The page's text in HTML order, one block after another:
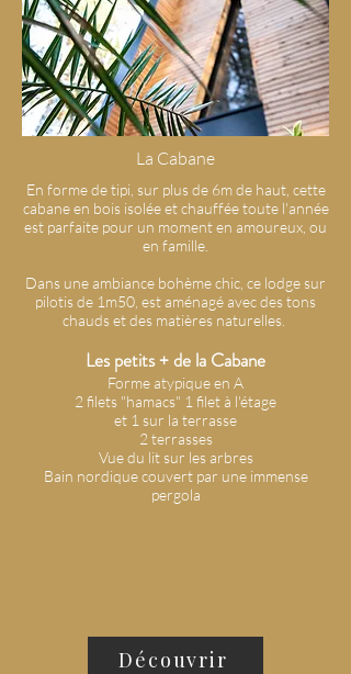
La Cabane
En forme de tipi, sur plus de 6m de haut, cette
cabane en bois isolée et chauffée toute l'année
est parfaite pour un moment en amoureux, ou
en famille.
Dans une ambiance bohème chic, ce lodge sur
pilotis de 1m50, est aménagé avec des tons
chauds et des matières naturelles.
Les petits +de la Cabane
Forme atypique en A
2 filets "hamacs" 1 filet à l'étage
et 1 sur la terrasse
2 terrasses
Vue du lit sur les arbres
Bain nordique couvert par une immense
pergola
Découvrir